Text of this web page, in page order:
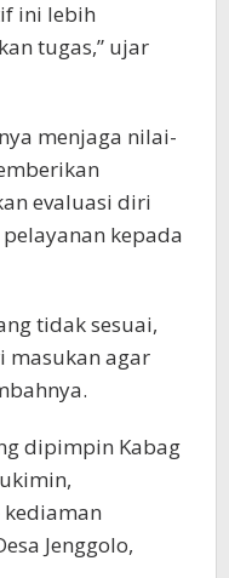
ini lebih
tugas,” ujar
menjaga nilai-
evaluasi diri
kepada
tidak sesuai,
masukan agar
dipimpin Kabag
Jenggolo,